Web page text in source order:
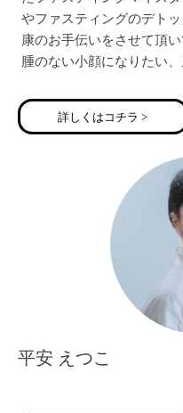
やファスティングのデト
康のお手伝いをさせて頂
腫のない小顔になりたい
みを抱えた方へ、オンラ
ぼのセルフケアや親子の
ル美人を増やし、女性の
詳しくはコチラ >
平安 えつこ